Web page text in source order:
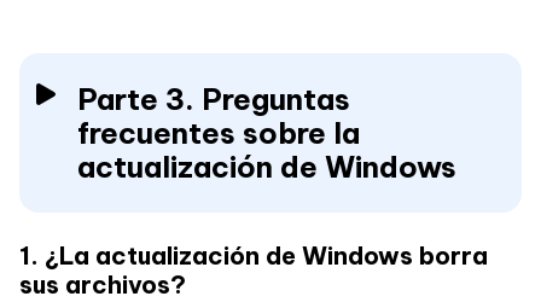
Parte 3. Preguntas
frecuentes sobre la
actualización de Windows
1. ¿La actualización de Windows borra
sus archivos?